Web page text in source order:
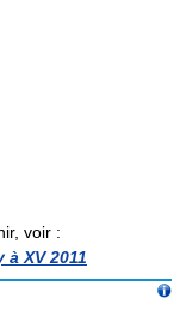
voir :
XV 2011